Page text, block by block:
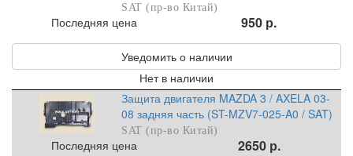
SAT (пр-во Китай)
Последняя цена 950 р.
Уведомить о наличии
Нет в наличии
Защита двигателя MAZDA 3 / AXELA 03-
08 задняя часть (ST-MZV7-025-A0 / SAT)
SAT (пр-во Китай)
Последняя цена 2650 р.